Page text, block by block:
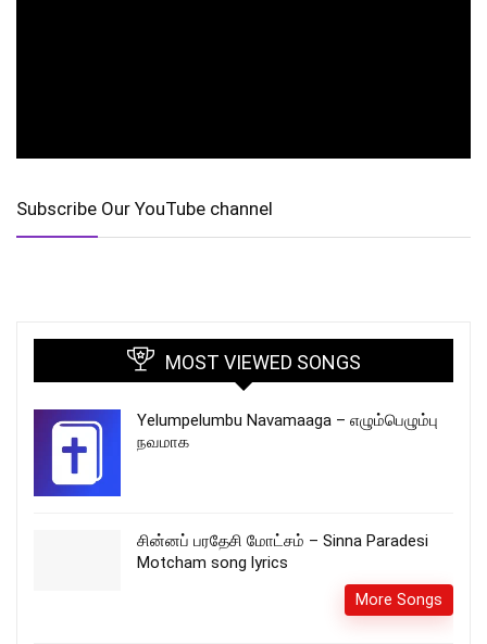
Subscribe Our YouTube channel
MOST VIEWED SONGS
Yelumpelumbu Navamaaga – எழும்பெழும்பு
நவமாக
சின்னப் பரதேசி மோட்சம் – Sinna Paradesi
Motcham song lyrics
More Songs